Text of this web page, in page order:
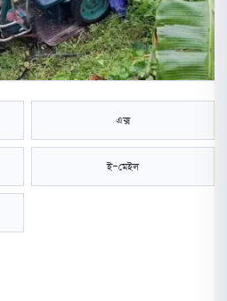
এক্স
ই-মেইল